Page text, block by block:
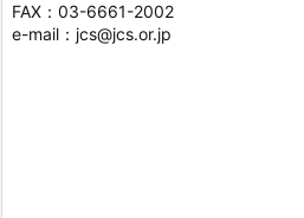
FAX：03-6661-2002
e-mail：jcs@jcs.or.jp